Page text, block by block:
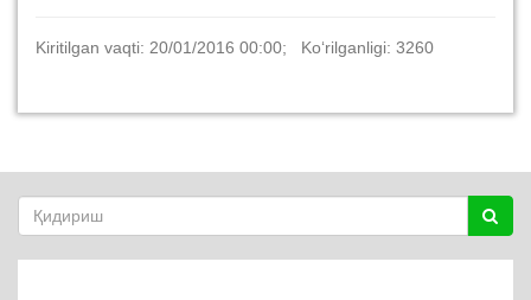
Kiritilgan vaqti: 20/01/2016 00:00; Ko‘rilganligi: 3260